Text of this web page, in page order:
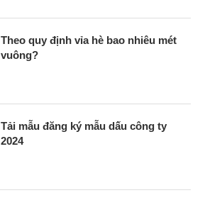
Theo quy định vỉa hè bao nhiêu mét
vuông?
Tải mẫu đăng ký mẫu dấu công ty
2024